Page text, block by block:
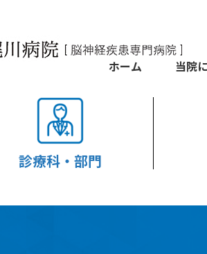
診療科・部門
ホーム 当院